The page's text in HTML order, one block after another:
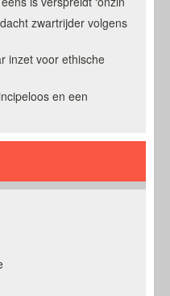
zwartrijder volgens
inzet voor ethische
en een